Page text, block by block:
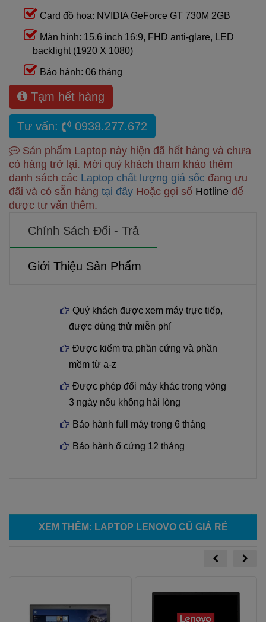
Card đồ họa: NVIDIA GeForce GT 730M 2GB
Màn hình: 15.6 inch 16:9, FHD anti-glare, LED
backlight (1920 X 1080)
Bảo hành: 06 tháng
Tạm hết hàng
Tư vấn: 0938.277.672
Sản phẩm Laptop này hiện đã hết hàng và chưa
có hàng trở lại. Mời quý khách tham khảo thêm
danh sách các Laptop chất lượng giá sốc đang ưu
đãi và có sẵn hàng tại đây Hoặc gọi số Hotline để
được tư vấn thêm.
Chính Sách Đổi - Trả
Giới Thiệu Sản Phẩm
Quý khách được xem máy trực tiếp,
được dùng thử miễn phí
Được kiểm tra phần cứng và phần
mềm từ a-z
Được phép đổi máy khác trong vòng
3 ngày nếu không hài lòng
Bảo hành full máy trong 6 tháng
Bảo hành ổ cứng 12 tháng
XEM THÊM: LAPTOP LENOVO CŨ GIÁ RẺ